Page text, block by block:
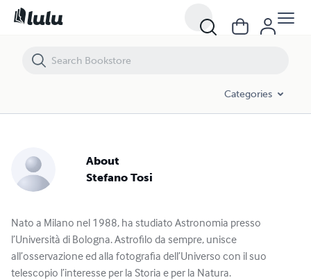
Categories
About
Stefano Tosi
Nato a Milano nel 1988, ha studiato Astronomia presso
l’Università di Bologna. Astrofilo da sempre, unisce
all’osservazione ed alla fotografia dell’Universo con il suo
telescopio l’interesse per la Storia e per la Natura.
Stefano Tosi - Books and Publications Spotlight | Lulu